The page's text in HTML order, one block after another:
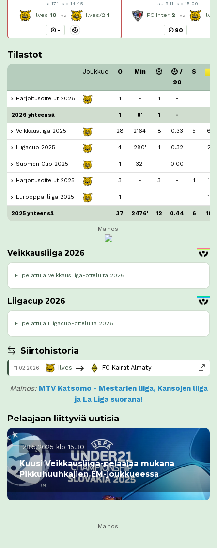
la 17.1. klo 14.45
Ilves 10 vs Ilves/2 1
-
su 9.11. klo 15.00
FC Inter 2 vs
90'
Tilastot
Joukkue O Min
/
90
S
Harjoitusottelut 2026 1 - 1 -
2026 yhteensä 1 0' 1 -
Veikkausliiga 2025 28 2164' 8 0.33 5 6
Liigacup 2025 4 280' 1 0.32 2
Suomen Cup 2025 1 32' 0.00
Harjoitusottelut 2025 3 - 3 - 1 1
Eurooppa-liiga 2025 1 - - 1
2025 yhteensä 37 2476' 12 0.44 6 10
Mainos:
Veikkausliiga 2026
Ei pelattuja Veikkausliiga-otteluita 2026.
Liigacup 2026
Ei pelattuja Liigacup-otteluita 2026.
Siirtohistoria
11.02.2026 Ilves FC Kairat Almaty
Mainos: MTV Katsomo - Mestarien liiga, Kansojen liiga
ja La Liga suorana!
Pelaajaan liittyviä uutisia
28.5.2025 klo 15.30
Kuusi Veikkausliiga-pelaajaa mukana
Pikkuhuuhkajien EM-joukkueessa
Mainos: